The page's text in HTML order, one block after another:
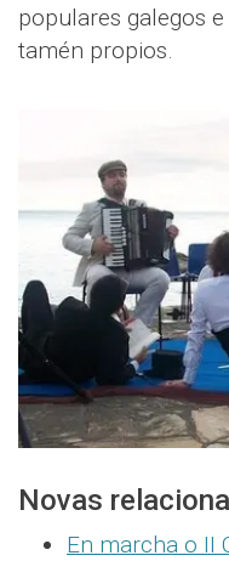
populares galegos
tamén propios.
Novas
En marcha o II